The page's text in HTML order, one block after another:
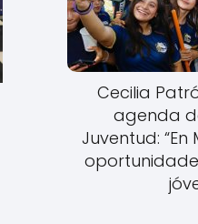
Cecilia
agenda
Juventud: